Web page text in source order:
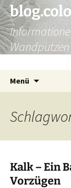
Zum
Inhalt
springen
Menü
Kalk – Ein
Vorzügen